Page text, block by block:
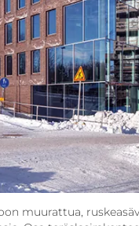
muurattua,